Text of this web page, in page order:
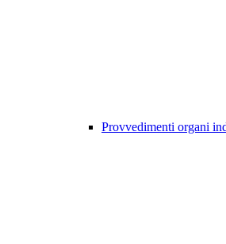
Provvedimenti organi